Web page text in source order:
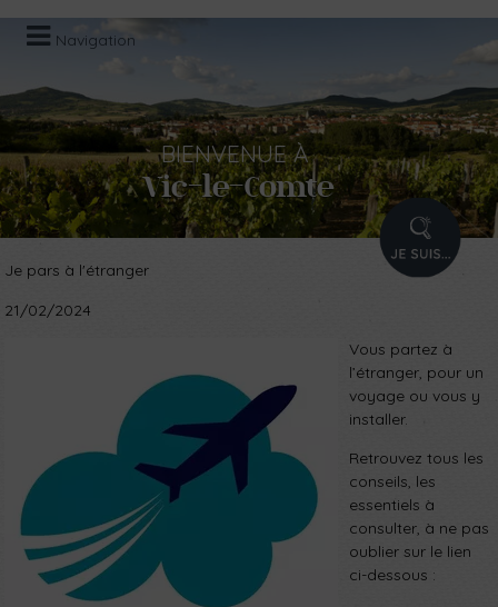
Navigation
BIENVENUEÀ
Vic-le-Comte
PROFIL
Je pars à l'étranger
21/02/2024
Vous partez à
l’étranger, pour un
voyage ou vous y
installer.
Retrouvez tous les
conseils, les
essentiels à
consulter, à ne pas
oublier sur le lien
ci-dessous :